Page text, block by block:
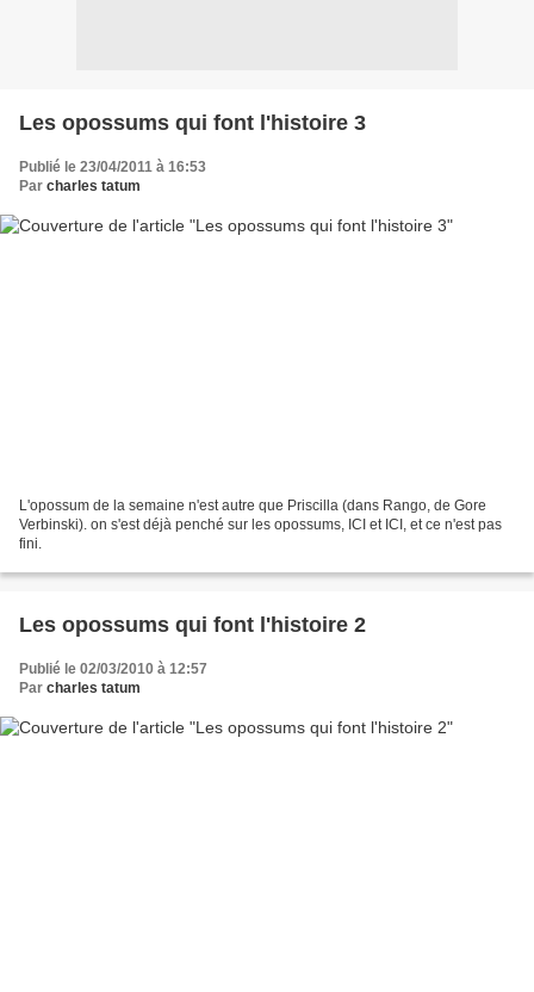
Les opossums qui font l'histoire 3
Publié le 23/04/2011 à 16:53
Par charles tatum
L'opossum de la semaine n'est autre que Priscilla (dans Rango, de Gore
Verbinski). on s'est déjà penché sur les opossums, ICI et ICI, et ce n'est pas
fini.
Les opossums qui font l'histoire 2
Publié le 02/03/2010 à 12:57
Par charles tatum